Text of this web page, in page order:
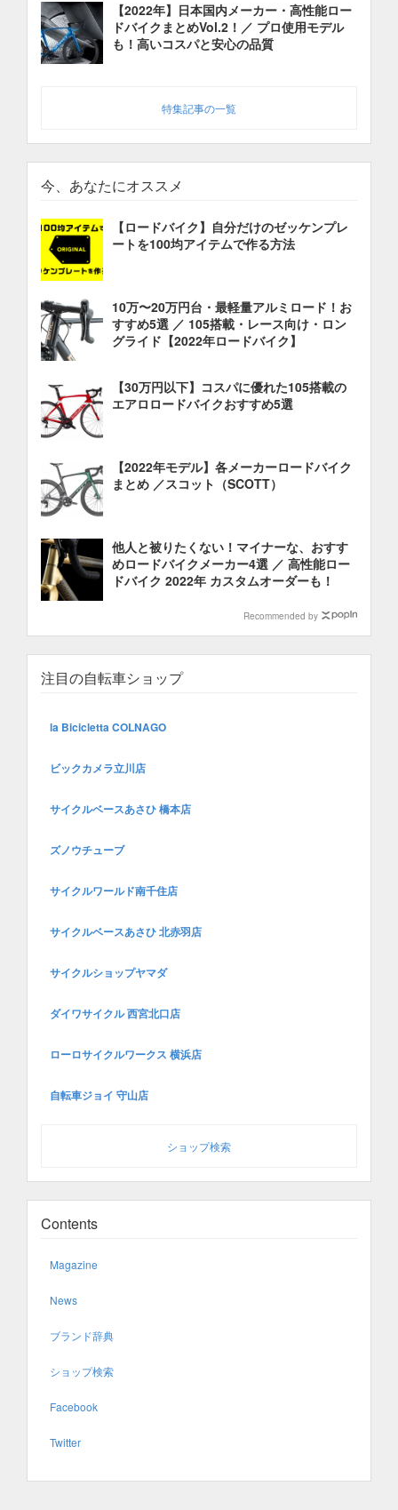
【2022年】日本国内メーカー・高性能ロー
ドバイクまとめVol.2！／ プロ使用モデル
も！高いコスパと安心の品質
特集記事の一覧
今、あなたにオススメ
【ロードバイク】自分だけのゼッケンプレ
ートを100均アイテムで作る方法
10万〜20万円台・最軽量アルミロード！お
すすめ5選 ／ 105搭載・レース向け・ロン
グライド【2022年ロードバイク】
【30万円以下】コスパに優れた105搭載の
エアロロードバイクおすすめ5選
【2022年モデル】各メーカーロードバイク
まとめ ／スコット（SCOTT）
他人と被りたくない！マイナーな、おすす
めロードバイクメーカー4選 ／ 高性能ロー
ドバイク 2022年 カスタムオーダーも！
Recommended by
注目の自転車ショップ
la Bicicletta COLNAGO
ビックカメラ立川店
サイクルベースあさひ 橋本店
ズノウチューブ
サイクルワールド南千住店
サイクルベースあさひ 北赤羽店
サイクルショップヤマダ
ダイワサイクル 西宮北口店
ローロサイクルワークス 横浜店
自転車ジョイ 守山店
ショップ検索
Contents
Magazine
News
ブランド辞典
ショップ検索
Facebook
Twitter